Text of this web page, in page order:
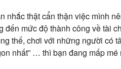
nhắc thật cẩn thận việc mình
mức độ thành công về tài
thế, chơi với những người có
nhất” … thì bạn đang mấp